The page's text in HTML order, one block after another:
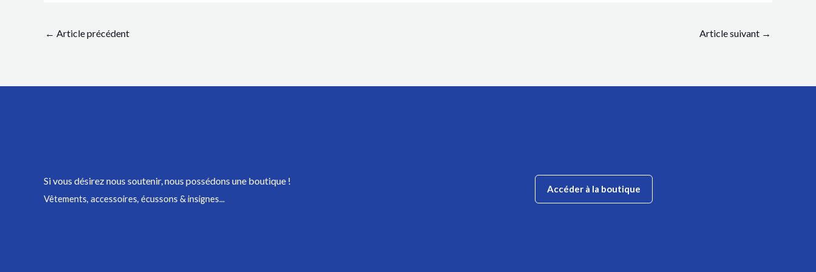
← Article précédent Article suivant →
Si vous désirez nous soutenir, nous possédons une boutique !
Vêtements, accessoires, écussons & insignes...
Accéder à la boutique